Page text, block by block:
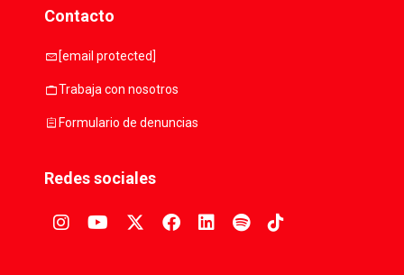
Contacto
mail [email protected]
workTrabaja con nosotros
assignmentFormulario de denuncias
Redes sociales